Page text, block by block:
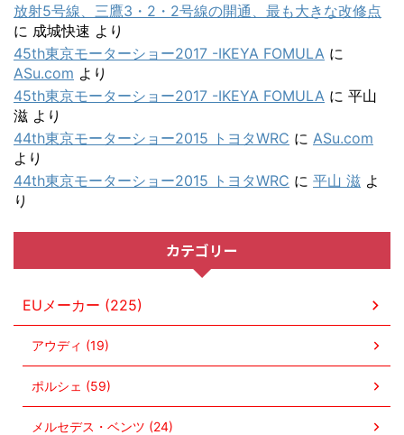
放射5号線、三鷹3・2・2号線の開通、最も大きな改修点
に 成城快速 より
45th東京モーターショー2017 -IKEYA FOMULA に
ASu.com より
45th東京モーターショー2017 -IKEYA FOMULA に 平山
滋 より
44th東京モーターショー2015 トヨタWRC に ASu.com
より
44th東京モーターショー2015 トヨタWRC に 平山 滋 よ
り
カテゴリー
EUメーカー (225)
アウディ (19)
ポルシェ (59)
メルセデス・ベンツ (24)